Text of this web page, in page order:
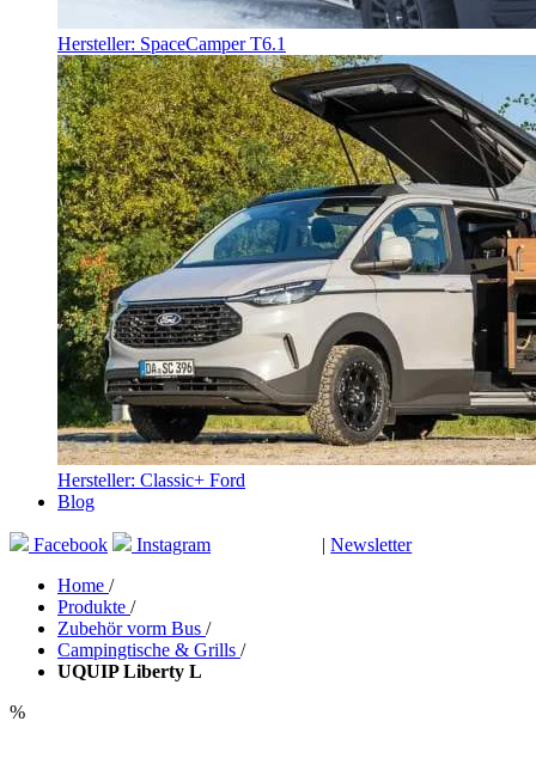
Hersteller: SpaceCamper T6.1
Hersteller: Classic+ Ford
Blog
Facebook Instagram | Newsletter
Home /
Produkte /
Zubehör vorm Bus /
Campingtische & Grills /
UQUIP Liberty L
%